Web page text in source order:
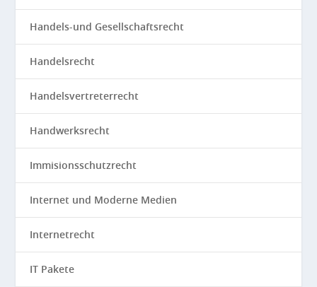
Handels-und Gesellschaftsrecht
Handelsrecht
Handelsvertreterrecht
Handwerksrecht
Immisionsschutzrecht
Internet und Moderne Medien
Internetrecht
IT Pakete